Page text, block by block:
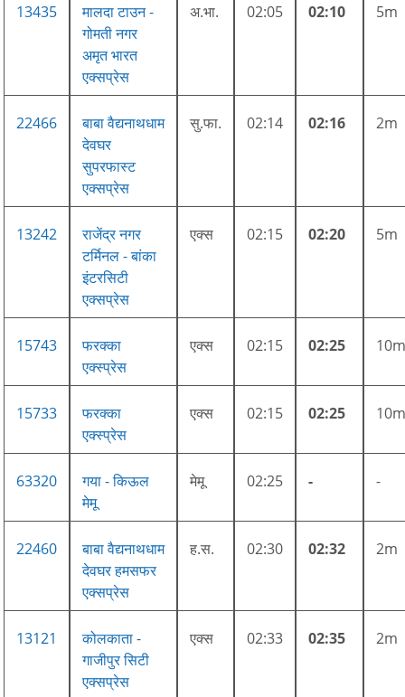
13435
मालदा टाउन -
गोमती नगर
अमृत भारत
एक्सप्रेस
अ.भा. 02:05 02:10 5m
22466
बाबा वैद्यनाथधाम
देवघर
सुपरफास्ट
एक्सप्रेस
सु.फा. 02:14 02:16 2m
13242
राजेंद्र नगर
टर्मिनल - बांका
इंटरसिटी
एक्सप्रेस
एक्स 02:15 02:20 5m
15743
फरक्का
एक्स्प्रेस
एक्स 02:15 02:25
15733
फरक्का
एक्स्प्रेस
एक्स 02:15 02:25
63320
गया - किऊल
मेमू
मेमू 02:25 - -
22460
बाबा वैद्यनाथधाम
देवघर हमसफर
एक्सप्रेस
ह.स. 02:30 02:32 2m
13121
कोलकाता -
गाजीपुर सिटी
एक्सप्रेस
एक्स 02:33 02:35 2m